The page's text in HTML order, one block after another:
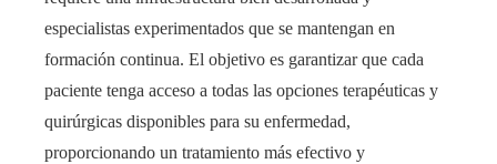
especialistas experimentados que se mantengan en
formación continua. El objetivo es garantizar que cada
paciente tenga acceso a todas las opciones terapéuticas y
quirúrgicas disponibles para su enfermedad,
proporcionando un tratamiento más efectivo y